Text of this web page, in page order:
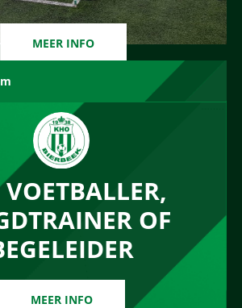
MEER INFO
OF
MEER INFO